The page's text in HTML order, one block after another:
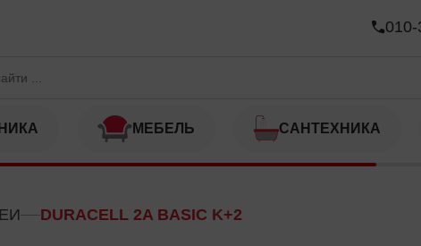
МЕБЕЛЬ САНТЕХНИКА
DURACELL 2A BASIC K+2